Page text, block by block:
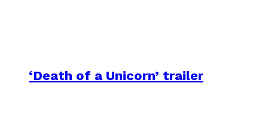
‘Death of a Unicorn’ trailer